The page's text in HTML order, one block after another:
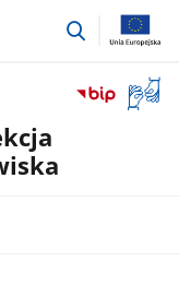
przejdź
okno